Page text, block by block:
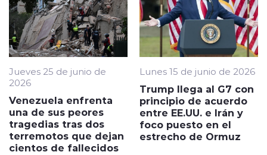
Jueves 25 de junio de
2026
Venezuela enfrenta
una de sus peores
tragedias tras dos
terremotos que dejan
cientos de fallecidos
Lunes 15 de junio de 2026
Trump llega al G7 con
principio de acuerdo
entre EE.UU. e Irán y
foco puesto en el
estrecho de Ormuz